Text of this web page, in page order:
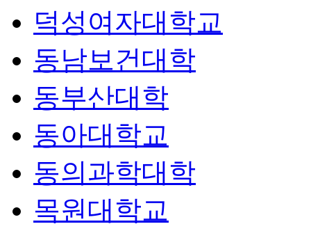
덕성여자대학교
동남보건대학
동부산대학
동아대학교
동의과학대학
목원대학교